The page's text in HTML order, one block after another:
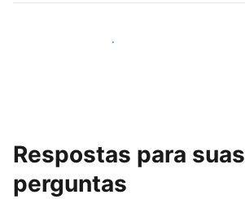
Junte-se a outros anfitriões
Respostas para suas
perguntas